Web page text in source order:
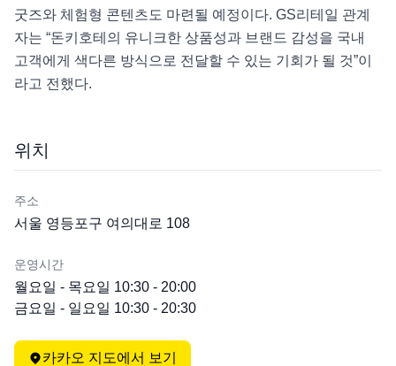
굿즈와 체험형 콘텐츠도 마련될 예정이다. GS리테일 관계
자는 “돈키호테의 유니크한 상품성과 브랜드 감성을 국내
고객에게 색다른 방식으로 전달할 수 있는 기회가 될 것”이
라고 전했다.
위치
주소
서울 영등포구 여의대로 108
운영시간
월요일 - 목요일 10:30 - 20:00
금요일 - 일요일 10:30 - 20:30
카카오 지도에서 보기